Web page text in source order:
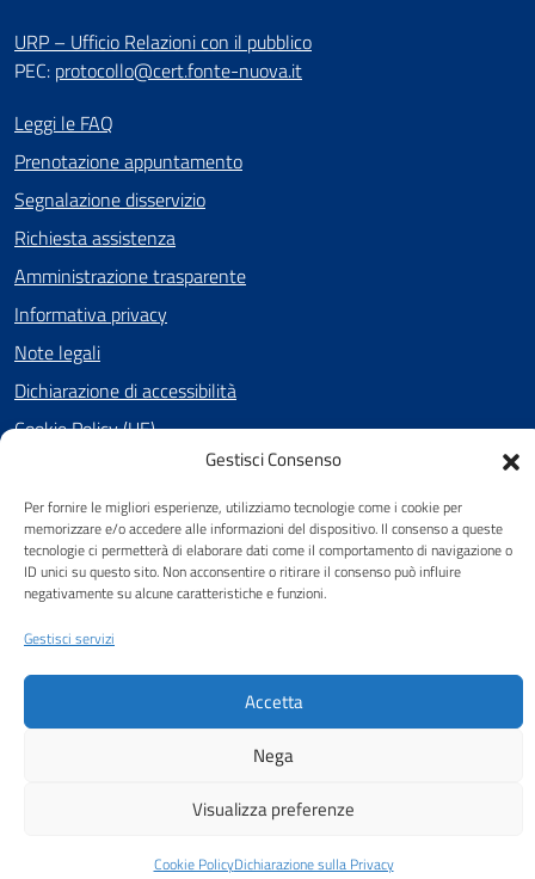
Gestisci Consenso
Per fornire le migliori esperienze, utilizziamo tecnologie come i cookie per
memorizzare e/o accedere alle informazioni del dispositivo. Il consenso a queste
tecnologie ci permetterà di elaborare dati come il comportamento di navigazione o
ID unici su questo sito. Non acconsentire o ritirare il consenso può influire
negativamente su alcune caratteristiche e funzioni.
Gestisci servizi
Accetta
Nega
Visualizza preferenze
Cookie PolicyDichiarazione sulla Privacy
URP – Ufficio Relazioni con il pubblico
PEC: protocollo@cert.fonte-nuova.it
Leggi le FAQ
Prenotazione appuntamento
Segnalazione disservizio
Richiesta assistenza
Amministrazione trasparente
Informativa privacy
Note legali
Dichiarazione di accessibilità
Cookie Policy (UE)
SEGUICI SU
Facebook
Piano di miglioramento del sito